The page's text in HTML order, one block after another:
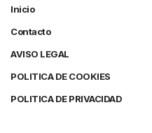
Inicio
Contacto
AVISO LEGAL
POLITICA DE COOKIES
POLITICA DE PRIVACIDAD